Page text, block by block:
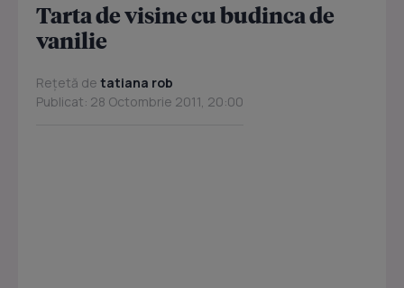
Tarta de visine cu budinca de
vanilie
Rețetă de tatiana rob
Publicat: 28 Octombrie 2011, 20:00